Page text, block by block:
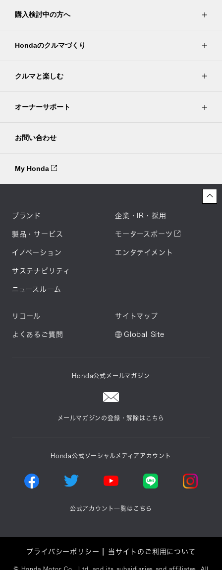
購入検討中の方へ
Hondaのクルマづくり
クルマと楽しむ
オーナーサポート
お問い合わせ
My Honda
ブランド
製品・サービス
イノベーション
サステナビリティ
ニュースルーム
企業・IR・採用
モータースポーツ
エンタテイメント
リコール
よくあるご質問
サイトマップ
Global Site
Honda公式メールマガジン
メールマガジンの登録・解除はこちら
Honda公式ソーシャルメディアアカウント
公式アカウント一覧はこちら
プライバシーポリシー 当サイトのご利用について
Honda Motor Co., Ltd. and its subsidiaries and affiliates. All